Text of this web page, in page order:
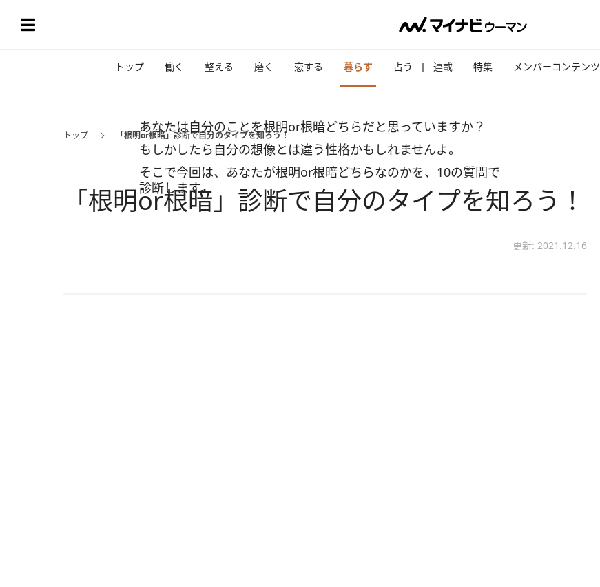
トップ 働く 整える 磨く 恋する 暮らす 占う 連載 特集 メンバーコンテンツ
トップ 「根明or根暗」診断で自分のタイプを知ろう！
「根明or根暗」診断で自分のタイプを知ろう！
更新: 2021.12.16
あなたは自分のことを根明or根暗どちらだと思っていますか？
もしかしたら自分の想像とは違う性格かもしれませんよ。
そこで今回は、あなたが根明or根暗どちらなのかを、10の質問で
診断します。